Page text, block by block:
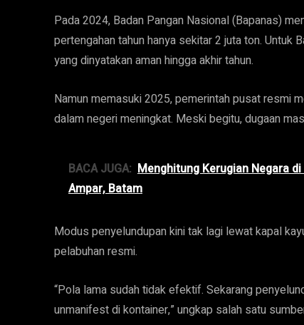
Pada 2024, Badan Pangan Nasional (Bapanas)
pertengahan tahun hanya sekitar 2 juta ton.
yang dinyatakan aman hingga akhir tahun.
Namun memasuki 2025, pemerintah pusat resmi
dalam negeri meningkat. Meski begitu, dugaan
BACA JUGA: Menghitung Kerugian Negara
Ampar, Batam
Modus penyelundupan kini tak lagi lewat kapal
pelabuhan resmi.
“Pola lama sudah tidak efektif. Sekarang
unmanifest di kontainer,” ungkap salah satu